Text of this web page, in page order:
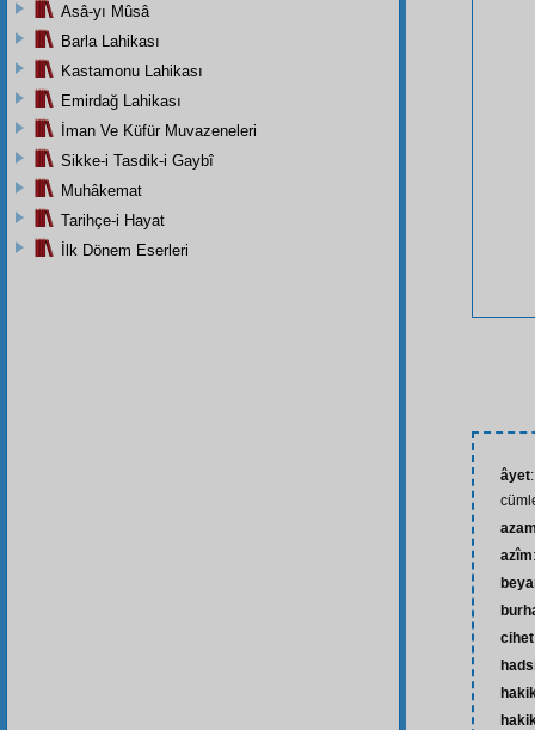
âyet
azîm
cihet
Asâ-yı Mûsâ
Barla Lahikası
Kastamonu Lahikası
Emirdağ Lahikası
İman Ve Küfür Muvazeneleri
Sikke-i Tasdik-i Gaybî
Muhâkemat
Tarihçe-i Hayat
İlk Dönem Eserleri